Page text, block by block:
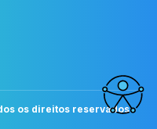
os direitos reservados